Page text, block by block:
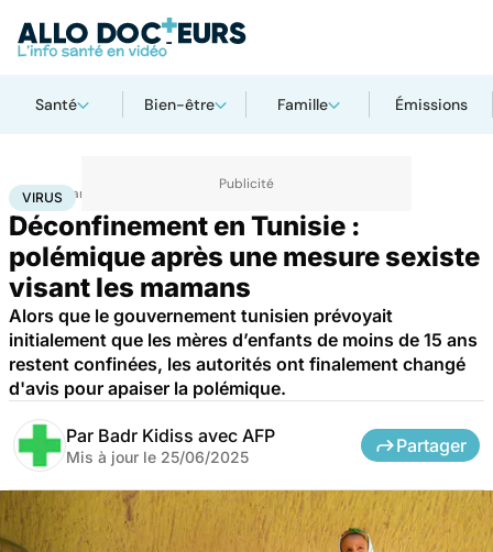
Santé Bien-être Famille Émissions
Accueil Santé Maladies infectieuses
VIRUS
Déconfinement en Tunisie :
polémique après une mesure sexiste
visant les mamans
Alors que le gouvernement tunisien prévoyait
initialement que les mères d’enfants de moins de 15 ans
restent confinées, les autorités ont finalement changé
d'avis pour apaiser la polémique.
Par Badr Kidiss avec AFP
Mis à jour le 25/06/2025
Partager